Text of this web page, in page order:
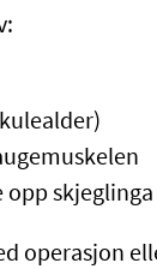
opp skjeglinga
operasjon